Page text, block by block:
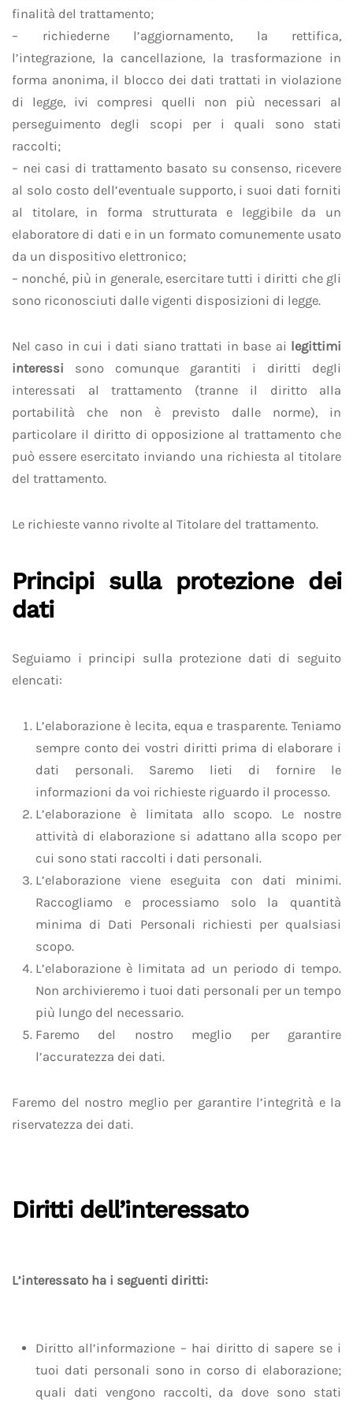
finalità del trattamento;
– richiederne l’aggiornamento, la rettifica,
l’integrazione, la cancellazione, la trasformazione in
forma anonima, il blocco dei dati trattati in violazione
di legge, ivi compresi quelli non più necessari al
perseguimento degli scopi per i quali sono stati
raccolti;
– nei casi di trattamento basato su consenso, ricevere
al solo costo dell’eventuale supporto, i suoi dati forniti
al titolare, in forma strutturata e leggibile da un
elaboratore di dati e in un formato comunemente usato
da un dispositivo elettronico;
– nonché, più in generale, esercitare tutti i diritti che gli
sono riconosciuti dalle vigenti disposizioni di legge.
Nel caso in cui i dati siano trattati in base ai legittimi
interessi sono comunque garantiti i diritti degli
interessati al trattamento (tranne il diritto alla
portabilità che non è previsto dalle norme), in
particolare il diritto di opposizione al trattamento che
può essere esercitato inviando una richiesta al titolare
del trattamento.
Le richieste vanno rivolte al Titolare del trattamento.
Principi sulla protezione dei
dati
Seguiamo i principi sulla protezione dati di seguito
elencati:
L’elaborazione è lecita, equa e trasparente. Teniamo
sempre conto dei vostri diritti prima di elaborare i
dati personali. Saremo lieti di fornire le
informazioni da voi richieste riguardo il processo.
L’elaborazione è limitata allo scopo. Le nostre
attività di elaborazione si adattano alla scopo per
cui sono stati raccolti i dati personali.
L’elaborazione viene eseguita con dati minimi.
Raccogliamo e processiamo solo la quantità
minima di Dati Personali richiesti per qualsiasi
scopo.
L’elaborazione è limitata ad un periodo di tempo.
Non archivieremo i tuoi dati personali per un tempo
più lungo del necessario.
Faremo del nostro meglio per garantire
l’accuratezza dei dati.
Faremo del nostro meglio per garantire l’integrità e la
riservatezza dei dati.
Diritti dell’interessato
L’interessato ha i seguenti diritti:
Diritto all’informazione – hai diritto di sapere se i
tuoi dati personali sono in corso di elaborazione;
quali dati vengono raccolti, da dove sono stati